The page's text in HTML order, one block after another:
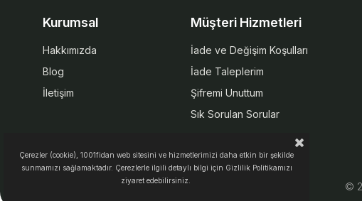
Kurumsal
Hakkımızda
Blog
İletişim
Müşteri Hizmetleri
İade ve Değişim Koşulları
İade Taleplerim
Şifremi Unuttum
Sık Sorulan Sorular
©
Çerezler (cookie), 1001fidan web sitesini ve hizmetlerimizi daha etkin bir şekilde
sunmamızı sağlamaktadır. Çerezlerle ilgili detaylı bilgi için Gizlilik Politikamızı
ziyaret edebilirsiniz.